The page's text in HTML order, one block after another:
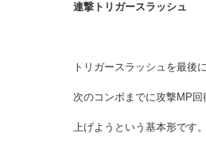
連撃トリガースラッシュ
トリガースラッシュを最後
次のコンボまでに攻撃MP回
上げようという基本形です。